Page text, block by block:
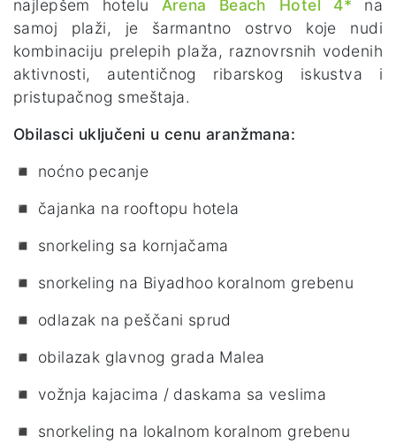
najlepšem hotelu Arena Beach Hotel 4* na
samoj plaži, je šarmantno ostrvo koje nudi
kombinaciju prelepih plaža, raznovrsnih vodenih
aktivnosti, autentičnog ribarskog iskustva i
pristupačnog smeštaja.
Obilasci uključeni u cenu aranžmana:
◾ noćno pecanje
◾ čajanka na rooftopu hotela
◾ snorkeling sa kornjačama
◾ snorkeling na Biyadhoo koralnom grebenu
◾ odlazak na peščani sprud
◾ obilazak glavnog grada Malea
◾ vožnja kajacima / daskama sa veslima
◾ snorkeling na lokalnom koralnom grebenu